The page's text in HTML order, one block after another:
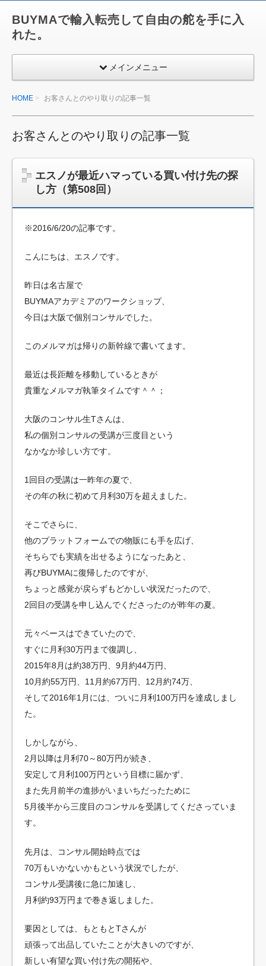
BUYMAで輸入転売して自由の舵を手に入
れた。
メインメニュー
HOME お客さんとのやり取りの記事一覧
お客さんとのやり取りの記事一覧
エスノが最近ハマっている買い付け先の探
し方（第508回）
※2016/6/20の記事です。
こんにちは、エスノです。
昨日は名古屋で
BUYMAアカデミアのワークショップ、
今日は大阪で個別コンサルでした。
このメルマガは帰りの新幹線で書いてます。
最近は長距離を移動しているときが
貴重なメルマガ執筆タイムです＾＾；
大阪のコンサル生Tさんは、
私の個別コンサルの受講が三度目という
なかなか珍しい方です。
1回目の受講は一昨年の夏で、
その年の秋に初めて月利30万を超えました。
そこでさらに、
他のプラットフォームでの物販にも手を広げ、
そちらでも実績を出せるようになったあと、
再びBUYMAに復帰したのですが、
ちょっと感覚が戻らずもどかしい状況だったので、
2回目の受講を申し込んでくださったのが昨年の夏。
元々ベースはできていたので、
すぐに月利30万円まで復調し、
2015年8月は約38万円、9月約44万円、
10月約55万円、11月約67万円、12月約74万、
そして2016年1月には、ついに月利100万円を達成しまし
た。
しかしながら、
2月以降は月利70～80万円が続き、
安定して月利100万円という目標に届かず、
また先月前半の進捗がいまいちだったために
5月後半から三度目のコンサルを受講してくださっていま
す。
先月は、コンサル開始時点では
70万もいかないかもという状況でしたが、
コンサル受講後に急に加速し、
月利約93万円まで巻き返しました。
要因としては、もともとTさんが
頑張って出品していたことが大きいのですが、
新しい有望な買い付け先の開拓や、